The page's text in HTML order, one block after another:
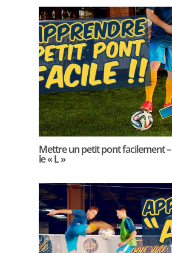
Mettre un petit pont facilement –
le « L »